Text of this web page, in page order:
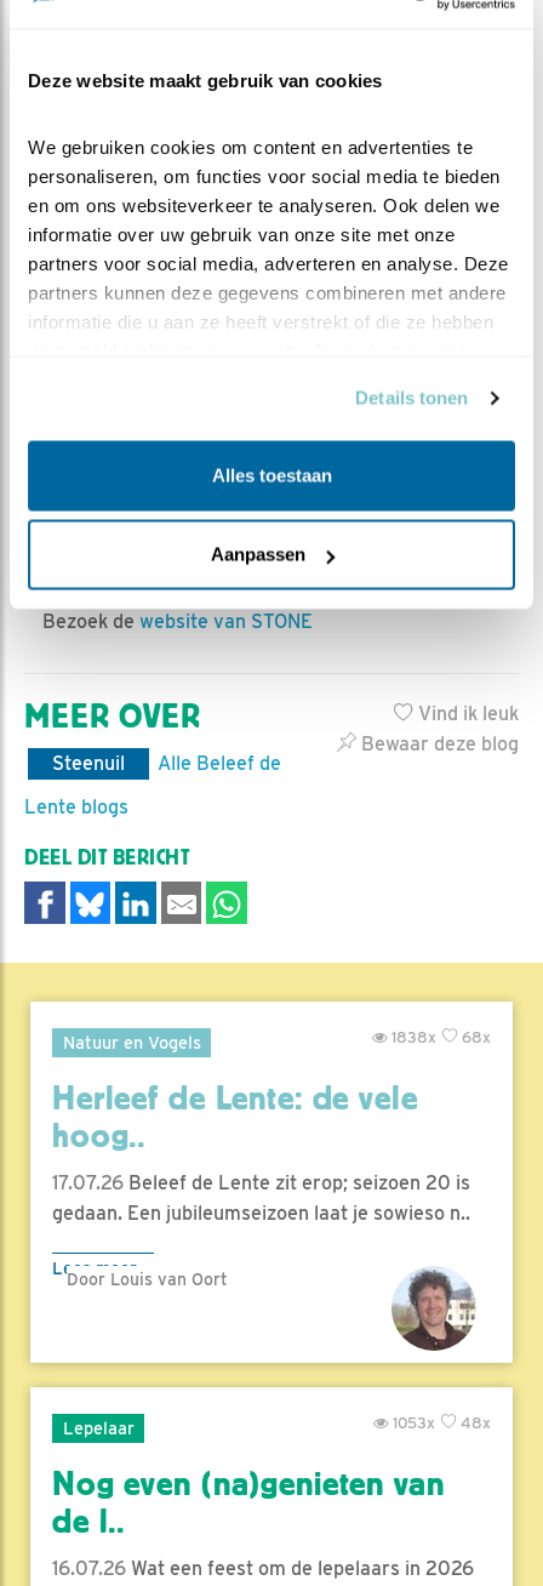
Deze website maakt gebruik van cookies
We gebruiken cookies om content en advertenties te
personaliseren, om functies voor social media te bieden
en om ons websiteverkeer te analyseren. Ook delen we
informatie over uw gebruik van onze site met onze
partners voor social media, adverteren en analyse. Deze
partners kunnen deze gegevens combineren met andere
informatie die u aan ze heeft verstrekt of die ze hebben
Details tonen
Alles toestaan
Aanpassen
Lukt het u ondanks de eikeltjesmethode niet af te
www.steenuil.nl. Wie weet wat u daar nog aantreft. Niet
met zijn allen tegelijk op hetzelfde tijdstip, want dan
gaat de site plat!
Steenuilenoverleg Nederland (STONE) is een
landelijke werkgroep die steenuilenbescherming en
-onderzoek coördineert, stimuleert en faciliteert.
binnen- en buitenlandse, professionele en
vrijwilligersorganisaties. STONE is een
vrijwilligersorganisatie, zonder betaalde krachten.
Bezoek de website van STONE
Vind ik leuk
Bewaar deze blog
MEER OVER
Steenuil
Alle Beleef de
Lente blogs
DEEL DIT BERICHT
Natuur en Vogels 68x
1838x
Herleef de Lente: de vele
hoog..
17.07.26 Beleef de Lente zit erop; seizoen 20 is
gedaan. Een jubileumseizoen laat je sowieso n..
Lees meer
Door Louis van Oort
Lepelaar 48x
1053x
Nog even (na)genieten van
de l..
16.07.26 Wat een feest om de lepelaars in 2026